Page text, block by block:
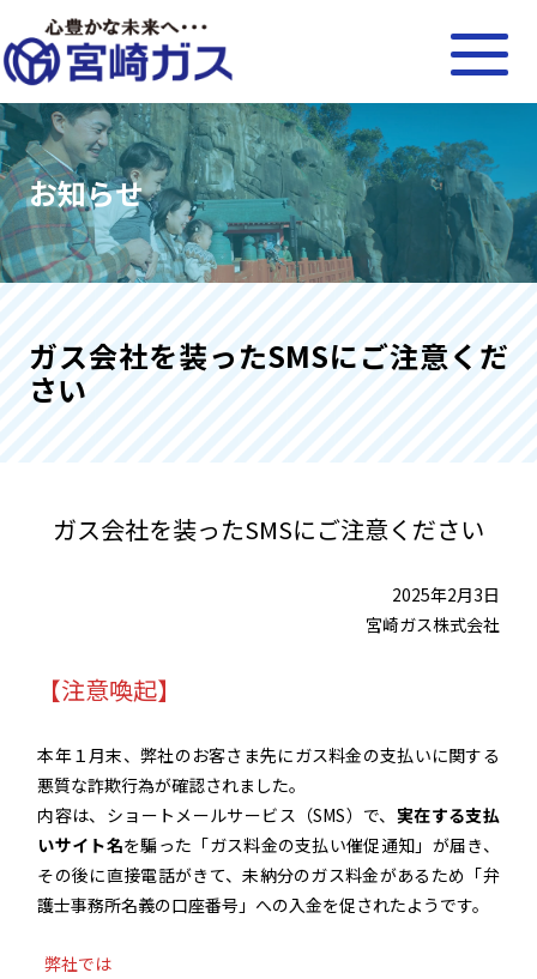
お知らせ
ガス会社を装ったSMSにご注意くだ
さい
ガス会社を装ったSMSにご注意ください
2025年2月3日
宮崎ガス株式会社
【注意喚起】
本年１月末、弊社のお客さま先にガス料金の支払いに関する
悪質な詐欺行為が確認されました。
内容は、ショートメールサービス（SMS）で、 実在する支払
いサイト名を騙った「ガス料金の支払い催促通知」が届き、
その後に直接電話がきて、未納分のガス料金があるため「弁
護士事務所名義の口座番号」への入金を促されたようです。
弊社では